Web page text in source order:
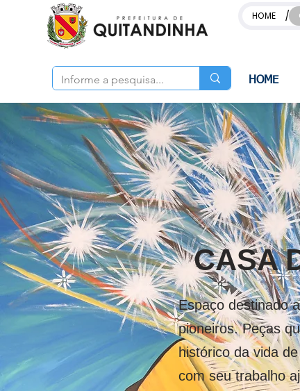
HOME /
HOME
CASA
Espaço destinado
pioneiros. Peças
histórico da vida
com seu trabalho